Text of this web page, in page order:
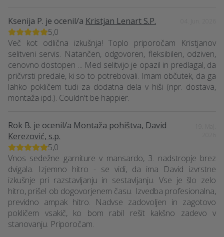
Ksenija P. je ocenil/a Kristjan Lenart S.P.
5,0
Več kot odlična izkušnja! Toplo priporočam Kristjanov
selitveni servis. Natančen, odgovoren, fleksibilen, odziven,
cenovno dostopen ... Med selitvijo je opazil in predlagal, da
pričvrsti predale, ki so to potrebovali. Imam občutek, da ga
lahko pokličem tudi za dodatna dela v hiši (npr. dostava,
montaža ipd.). Couldn't be happier.
Rok B. je ocenil/a Montaža pohištva, David
Kerezović, s.p.
5,0
Vnos sedežne garniture v mansardo, 3. nadstropje brez
dvigala. Izjemno hitro - se vidi, da ima David izvrstne
izkušnje pri razstavljanju in sestavljanju. Vse je šlo zelo
hitro, prišel ob dogovorjenem času. Izvedba profesionalna,
previdno ampak hitro. Nadvse zadovoljen in zagotovo
pokličem vsakič, ko bom rabil rešit kakšno zadevo v
stanovanju. Priporočam.